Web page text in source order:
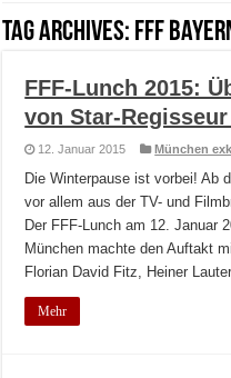
Tag Archives: FFF
FFF-Lunch 2015:
von Star-
12. Januar 2015 München
Die Winterpause ist vorbei! Ab
vor allem aus der TV- und
Der FFF-Lunch am 12. Januar
München machte den Auftakt
Florian David Fitz, Heiner
Mehr